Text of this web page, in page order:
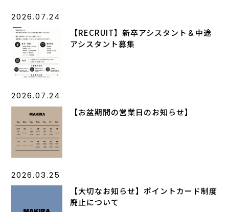
2026.07.24
【RECRUIT】新卒アシスタント＆中途
アシスタント募集
2026.07.24
【お盆期間の営業日のお知らせ】
2026.03.25
【大切なお知らせ】ポイントカード制度
廃止について